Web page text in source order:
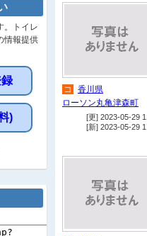
コ
香川県
ローソン丸亀津森町
[更] 2023-05-29
[新] 2023-05-29
。トイレ
情報提供
)